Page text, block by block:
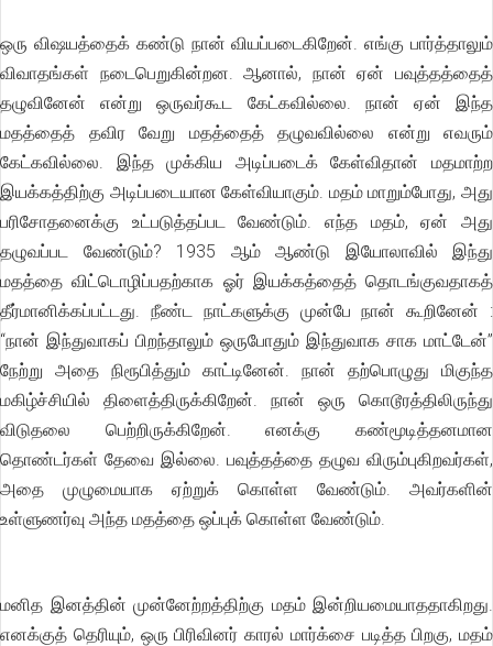
ஒரு விஷயத்தைக் கண்டு நான் வியப்படைகிறேன். எங்கு பார்த்தாலும்
விவாதங்கள் நடைபெறுகின்றன. ஆனால், நான் ஏன் பவுத்தத்தைத்
தழுவினேன் என்று ஒருவர்கூட கேட்கவில்லை. நான் ஏன் இந்த
மதத்தைத் தவிர வேறு மதத்தைத் தழுவவில்லை என்று எவரும்
கேட்கவில்லை. இந்த முக்கிய அடிப்படைக் கேள்விதான் மதமாற்ற
இயக்கத்திற்கு அடிப்படையான கேள்வியாகும். மதம் மாறும்போது, அது
பரிசோதனைக்கு உட்படுத்தப்பட வேண்டும். எந்த மதம், ஏன் அது
தழுவப்பட வேண்டும்? 1935 ஆம் ஆண்டு இயோலாவில் இந்து
மதத்தை விட்டொழிப்பதற்காக ஓர் இயக்கத்தைத் தொடங்குவதாகத்
தீர்மானிக்கப்பட்டது. நீண்ட நாட்களுக்கு முன்பே நான் கூறினேன் :
‘‘நான் இந்துவாகப் பிறந்தாலும் ஒருபோதும் இந்துவாக சாக மாட்டேன்”
நேற்று அதை நிரூபித்தும் காட்டினேன். நான் தற்பொழுது மிகுந்த
மகிழ்ச்சியில் திளைத்திருக்கிறேன். நான் ஒரு கொடூரத்திலிருந்து
விடுதலை பெற்றிருக்கிறேன். எனக்கு கண்மூடித்தனமான
தொண்டர்கள் தேவை இல்லை. பவுத்தத்தை தழுவ விரும்புகிறவர்கள்,
அதை முழுமையாக ஏற்றுக் கொள்ள வேண்டும். அவர்களின்
உள்ளுணர்வு அந்த மதத்தை ஒப்புக் கொள்ள வேண்டும்.
மனித இனத்தின் முன்னேற்றத்திற்கு மதம் இன்றியமையாததாகிறது.
எனக்குத் தெரியும், ஒரு பிரிவினர் காரல் மார்க்சை படித்த பிறகு, மதம்